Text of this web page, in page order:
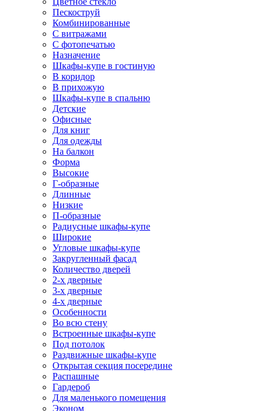
Пескоструй
Комбинированные
С витражами
С фотопечатью
Назначение
Шкафы-купе в гостиную
В коридор
В прихожую
Шкафы-купе в спальню
Детские
Офисные
Для книг
Для одежды
На балкон
Форма
Высокие
Г-образные
Длинные
Низкие
П-образные
Радиусные шкафы-купе
Широкие
Угловые шкафы-купе
Закругленный фасад
Количество дверей
2-х дверные
3-х дверные
4-х дверные
Особенности
Во всю стену
Встроенные шкафы-купе
Под потолок
Раздвижные шкафы-купе
Открытая секция посередине
Распашные
Гардероб
Для маленького помещения
Эконом